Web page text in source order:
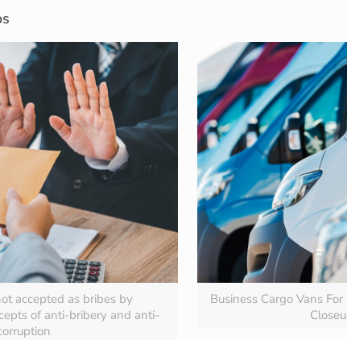
accepted as bribes by
of anti-bribery and anti-
Business Cargo Vans